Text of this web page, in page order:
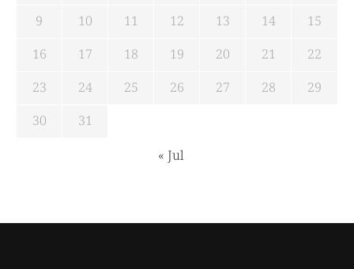
9
10 11 12 13 14
15
16
17 18 19 20 21
22
23
24 25 26 27 28
29
30
31
« Jul